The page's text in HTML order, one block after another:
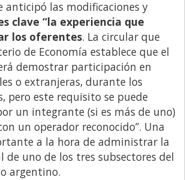
anticipó las modificaciones y
clave “la experiencia que
los oferentes. La circular que
de Economía establece que el
demostrar participación en
o extranjeras, durante los
pero este requisito se puede
un integrante (si es más de uno)
un operador reconocido”. Una
a la hora de administrar la
de uno de los tres subsectores del
argentino.